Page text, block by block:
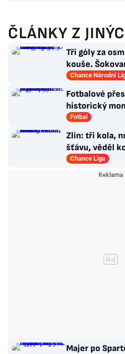
ČLÁNKY Z
Tři góly za
kouše.
ho*no, řešíme
Chance Národní
Fotbalové
historický
angažovala k
Fotbal
Zlín: tři kola,
šťávu, věděl
dostal dárek
Chance Liga
Majer po